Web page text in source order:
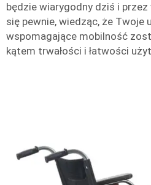
będzie wiarygodny dziś i
się pewnie, wiedząc, że Twoje
wspomagające mobilność
kątem trwałości i łatwości